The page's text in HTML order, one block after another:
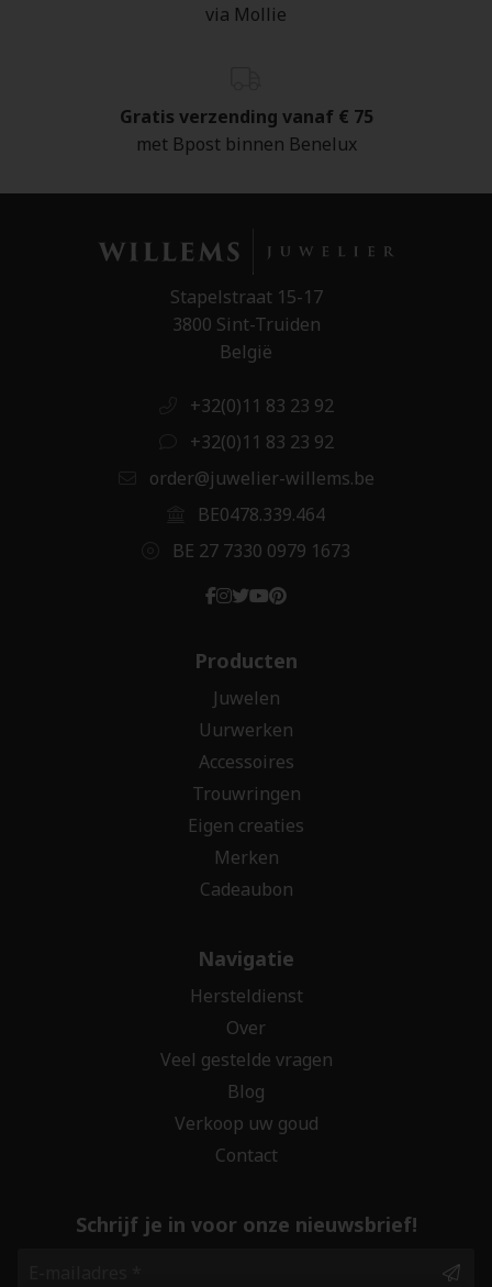
via Mollie
Gratis verzending vanaf € 75
met Bpost binnen Benelux
Stapelstraat 15-17
3800 Sint-Truiden
België
+32(0)11 83 23 92
+32(0)11 83 23 92
order@juwelier-willems.be
BE0478.339.464
BE 27 7330 0979 1673
Producten
Juwelen
Uurwerken
Accessoires
Trouwringen
Eigen creaties
Merken
Cadeaubon
Navigatie
Hersteldienst
Over
Veel gestelde vragen
Blog
Verkoop uw goud
Contact
Schrijf je in voor onze nieuwsbrief!